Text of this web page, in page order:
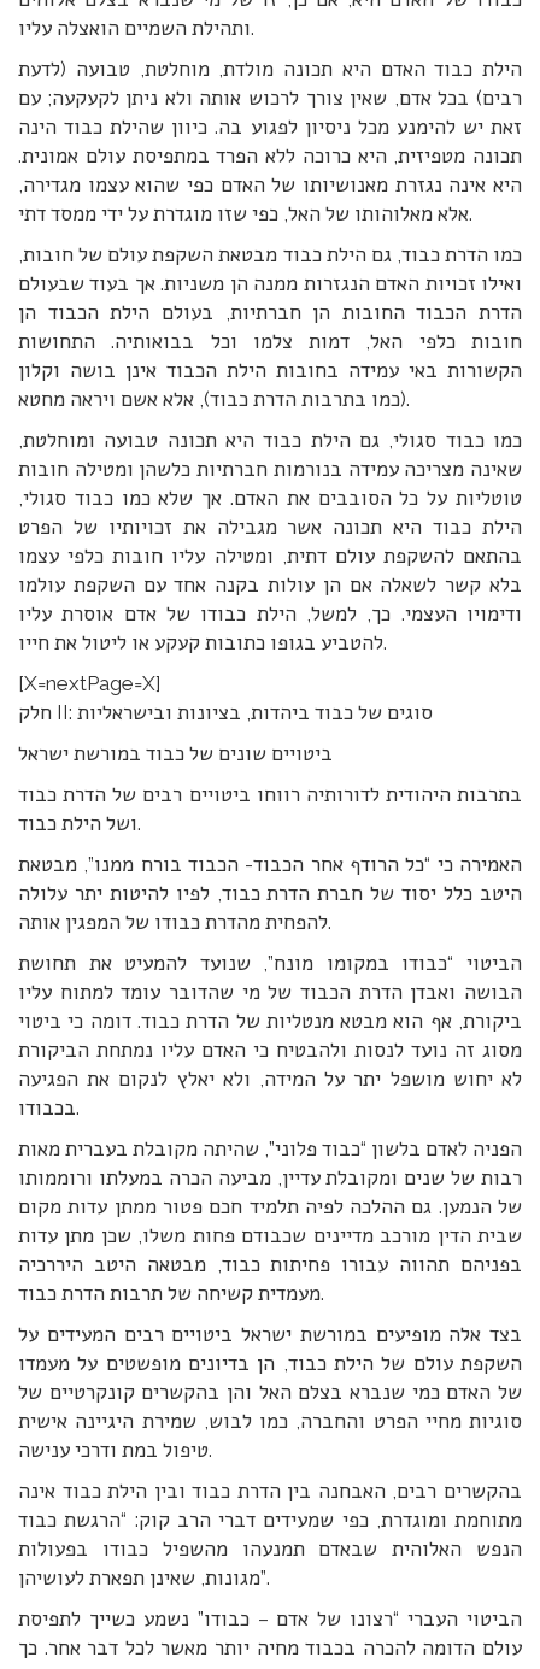
ותהילת השמיים הואצלה עליו.
הילת כבוד האדם היא תכונה מולדת, מוחלטת, טבועה (לדעת
רבים) בכל אדם, שאין צורך לרכוש אותה ולא ניתן לקעקעה; עם
זאת יש להימנע מכל ניסיון לפגוע בה. כיוון שהילת כבוד הינה
תכונה מטפיזית, היא כרוכה ללא הפרד במתפיסת עולם אמונית.
היא אינה נגזרת מאנושיותו של האדם כפי שהוא עצמו מגדירה,
אלא מאלוהותו של האל, כפי שזו מוגדרת על ידי ממסד דתי.
כמו הדרת כבוד, גם הילת כבוד מבטאת השקפת עולם של חובות,
ואילו זכויות האדם הנגזרות ממנה הן משניות. אך בעוד שבעולם
הדרת הכבוד החובות הן חברתיות, בעולם הילת הכבוד הן
חובות כלפי האל, דמות צלמו וכל בבואותיה. התחושות
הקשורות באי עמידה בחובות הילת הכבוד אינן בושה וקלון
(כמו בתרבות הדרת כבוד), אלא אשם ויראה מחטא.
כמו כבוד סגולי, גם הילת כבוד היא תכונה טבועה ומוחלטת,
שאינה מצריכה עמידה בנורמות חברתיות כלשהן ומטילה חובות
טוטליות על כל הסובבים את האדם. אך שלא כמו כבוד סגולי,
הילת כבוד היא תכונה אשר מגבילה את זכויותיו של הפרט
בהתאם להשקפת עולם דתית, ומטילה עליו חובות כלפי עצמו
בלא קשר לשאלה אם הן עולות בקנה אחד עם השקפת עולמו
ודימויו העצמי. כך, למשל, הילת כבודו של אדם אוסרת עליו
להטביע בגופו כתובות קעקע או ליטול את חייו.
[X=nextPage=X]
חלק II: סוגים של כבוד ביהדות, בציונות ובישראליות
ביטויים שונים של כבוד במורשת ישראל
בתרבות היהודית לדורותיה רווחו ביטויים רבים של הדרת כבוד
ושל הילת כבוד.
האמירה כי “כל הרודף אחר הכבוד- הכבוד בורח ממנו”, מבטאת
היטב כלל יסוד של חברת הדרת כבוד, לפיו להיטות יתר עלולה
להפחית מהדרת כבודו של המפגין אותה.
הביטוי “כבודו במקומו מונח”, שנועד להמעיט את תחושת
הבושה ואבדן הדרת הכבוד של מי שהדובר עומד למתוח עליו
ביקורת, אף הוא מבטא מנטליות של הדרת כבוד. דומה כי ביטוי
מסוג זה נועד לנסות ולהבטיח כי האדם עליו נמתחת הביקורת
לא יחוש מושפל יתר על המידה, ולא יאלץ לנקום את הפגיעה
בכבודו.
הפניה לאדם בלשון “כבוד פלוני”, שהיתה מקובלת בעברית מאות
רבות של שנים ומקובלת עדיין, מביעה הכרה במעלתו ורוממותו
של הנמען. גם ההלכה לפיה תלמיד חכם פטור ממתן עדות מקום
שבית הדין מורכב מדיינים שכבודם פחות משלו, שכן מתן עדות
בפניהם תהווה עבורו פחיתות כבוד, מבטאה היטב היררכיה
מעמדית קשיחה של תרבות הדרת כבוד.
בצד אלה מופיעים במורשת ישראל ביטויים רבים המעידים על
השקפת עולם של הילת כבוד, הן בדיונים מופשטים על מעמדו
של האדם כמי שנברא בצלם האל והן בהקשרים קונקרטיים של
סוגיות מחיי הפרט והחברה, כמו לבוש, שמירת היגיינה אישית
טיפול במת ודרכי ענישה.
בהקשרים רבים, האבחנה בין הדרת כבוד ובין הילת כבוד אינה
מתוחמת ומוגדרת, כפי שמעידים דברי הרב קוק: “הרגשת כבוד
הנפש האלוהית שבאדם תמנעהו מהשפיל כבודו בפעולות
מגונות, שאינן תפארת לעושיהן”.
הביטוי העברי “רצונו של אדם – כבודו” נשמע כשייך לתפיסת
עולם הדומה להכרה בכבוד מחיה יותר מאשר לכל דבר אחר. כך